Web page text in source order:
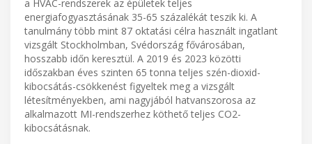
a HVAC-rendszerek az épületek teljes
energiafogyasztásának 35-65 százalékát teszik ki. A
tanulmány több mint 87 oktatási célra használt ingatlant
vizsgált Stockholmban, Svédország fővárosában,
hosszabb időn keresztül. A 2019 és 2023 közötti
időszakban éves szinten 65 tonna teljes szén-dioxid-
kibocsátás-csökkenést figyeltek meg a vizsgált
létesítményekben, ami nagyjából hatvanszorosa az
alkalmazott MI-rendszerhez köthető teljes CO2-
kibocsátásnak.